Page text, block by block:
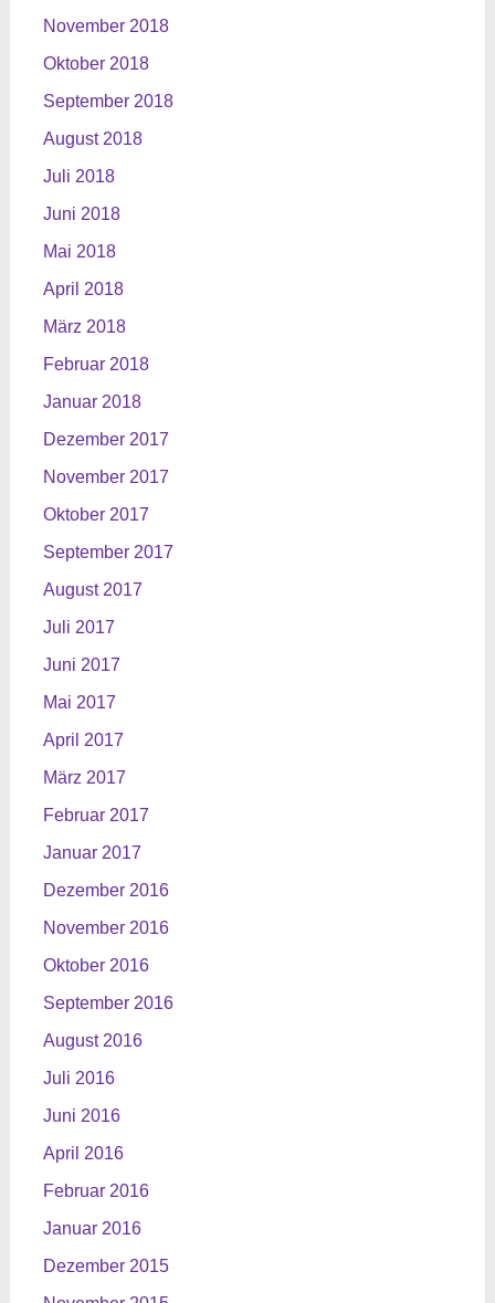
November 2018
Oktober 2018
September 2018
August 2018
Juli 2018
Juni 2018
Mai 2018
April 2018
März 2018
Februar 2018
Januar 2018
Dezember 2017
November 2017
Oktober 2017
September 2017
August 2017
Juli 2017
Juni 2017
Mai 2017
April 2017
März 2017
Februar 2017
Januar 2017
Dezember 2016
November 2016
Oktober 2016
September 2016
August 2016
Juli 2016
Juni 2016
April 2016
Februar 2016
Januar 2016
Dezember 2015